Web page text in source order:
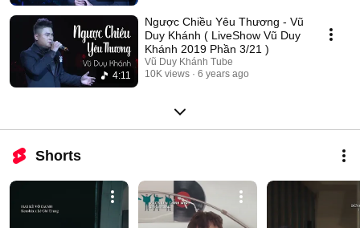
4:11
Ngược Chiều Yêu Thương - Vũ
Duy Khánh ( LiveShow Vũ Duy
Khánh 2019 Phần 3/21 )
Vũ Duy Khánh Tube
10K views
6 years ago
Shorts